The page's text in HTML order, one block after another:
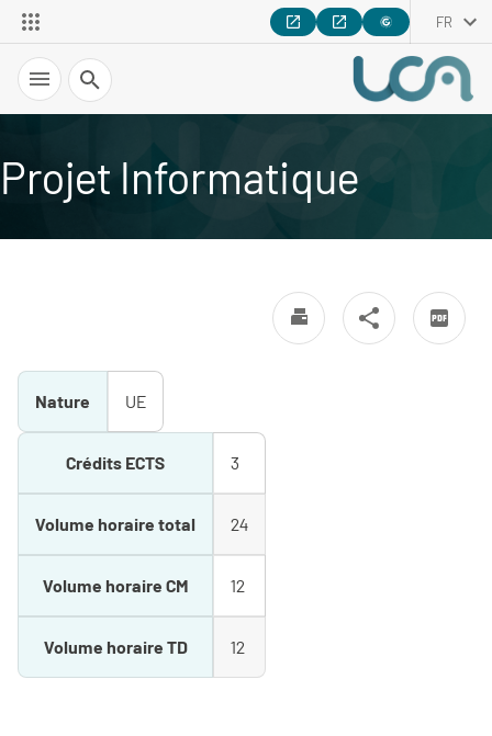
FR
Recherche
Projet Informatique
Nature UE
Crédits ECTS 3
Volume horaire total 24
Volume horaire CM 12
Volume horaire TD 12